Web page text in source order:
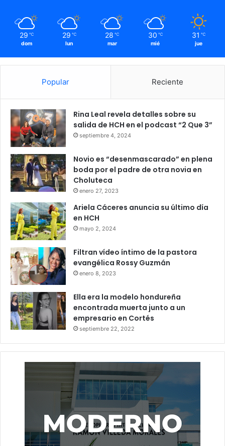
29 ℃
dom
29 ℃
lun
28 ℃
mar
30 ℃
mié
31 ℃
jue
Popular Reciente
Rina Leal revela detalles sobre su
salida de HCH en el podcast “2 Que 3”
septiembre 4, 2024
Novio es “desenmascarado” en plena
boda por el padre de otra novia en
Choluteca
enero 27, 2023
Ariela Cáceres anuncia su último día
en HCH
mayo 2, 2024
Filtran vídeo íntimo de la pastora
evangélica Rossy Guzmán
enero 8, 2023
Ella era la modelo hondureña
encontrada muerta junto a un
empresario en Cortés
septiembre 22, 2022